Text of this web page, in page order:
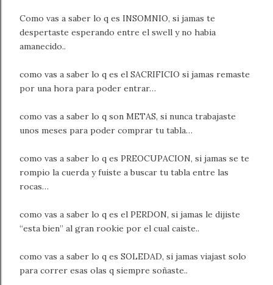
Como vas a saber lo q es INSOMNIO, si jamas te
despertaste esperando entre el swell y no habia
amanecido..
como vas a saber lo q es el SACRIFICIO si jamas remaste
por una hora para poder entrar…
como vas a saber lo q son METAS, si nunca trabajaste
unos meses para poder comprar tu tabla…
como vas a saber lo q es PREOCUPACION, si jamas se te
rompio la cuerda y fuiste a buscar tu tabla entre las
rocas…
como vas a saber lo q es el PERDON, si jamas le dijiste
“esta bien” al gran rookie por el cual caiste..
como vas a saber lo q es SOLEDAD, si jamas viajast solo
para correr esas olas q siempre soñaste..